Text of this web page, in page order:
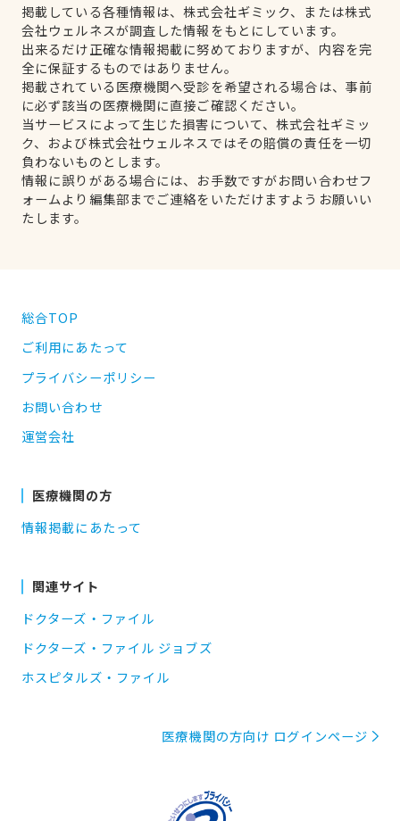
掲載している各種情報は、株式会社ギミック、または株式
会社ウェルネスが調査した情報をもとにしています。
出来るだけ正確な情報掲載に努めておりますが、内容を完
全に保証するものではありません。
掲載されている医療機関へ受診を希望される場合は、事前
に必ず該当の医療機関に直接ご確認ください。
当サービスによって生じた損害について、株式会社ギミッ
ク、および株式会社ウェルネスではその賠償の責任を一切
負わないものとします。
情報に誤りがある場合には、お手数ですがお問い合わせフ
ォームより編集部までご連絡をいただけますようお願いい
たします。
総合TOP
ご利用にあたって
プライバシーポリシー
お問い合わせ
運営会社
医療機関の方
情報掲載にあたって
関連サイト
ドクターズ・ファイル
ドクターズ・ファイル ジョブズ
ホスピタルズ・ファイル
医療機関の方向け ログインページ